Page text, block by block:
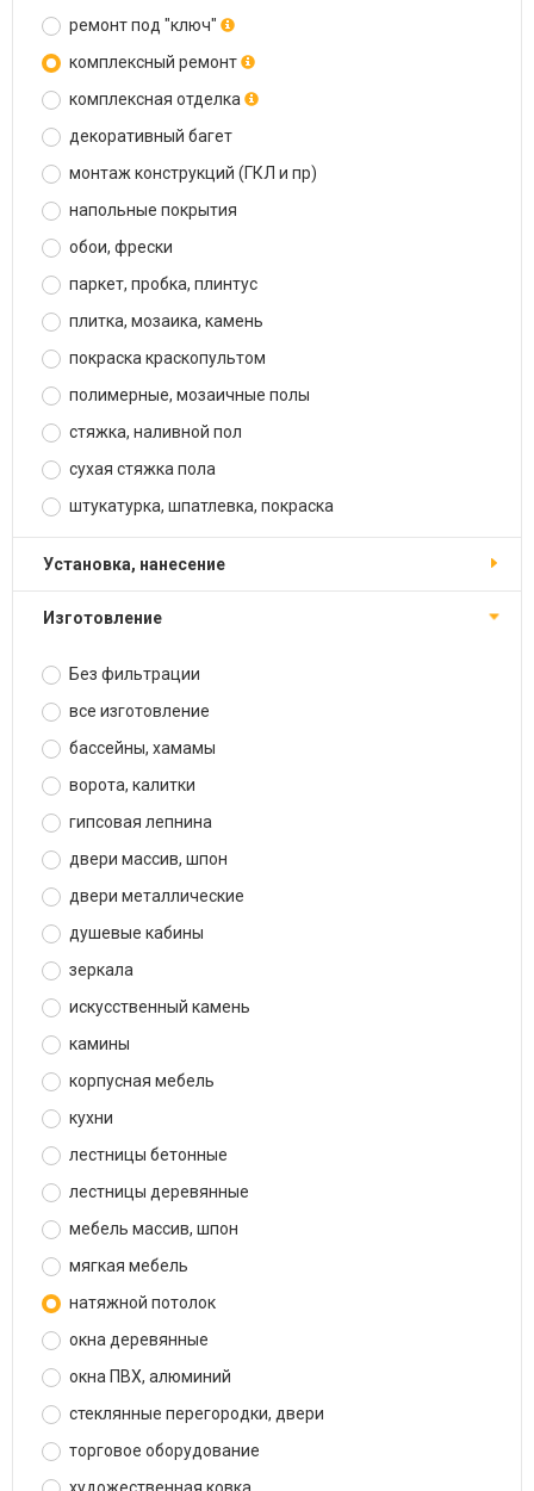
ремонт под "ключ"
комплексный ремонт
комплексная отделка
декоративный багет
монтаж конструкций (ГКЛ и пр)
напольные покрытия
обои, фрески
паркет, пробка, плинтус
плитка, мозаика, камень
покраска краскопультом
полимерные, мозаичные полы
стяжка, наливной пол
сухая стяжка пола
штукатурка, шпатлевка, покраска
установка, нанесение
изготовление
Без фильтрации
все изготовление
бассейны, хамамы
ворота, калитки
гипсовая лепнина
двери массив, шпон
двери металлические
душевые кабины
зеркала
искусственный камень
камины
корпусная мебель
кухни
лестницы бетонные
лестницы деревянные
мебель массив, шпон
мягкая мебель
натяжной потолок
окна деревянные
окна ПВХ, алюминий
стеклянные перегородки, двери
торговое оборудование